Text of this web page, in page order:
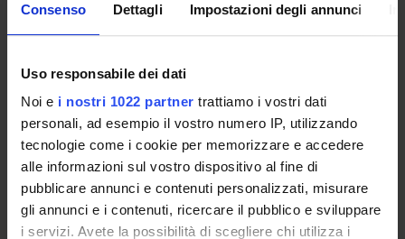
Consenso Dettagli Impostazioni degli annunci
Uso responsabile dei dati
Noi e i nostri 1022 partner trattiamo i vostri dati
personali, ad esempio il vostro numero IP, utilizzando
tecnologie come i cookie per memorizzare e accedere
alle informazioni sul vostro dispositivo al fine di
pubblicare annunci e contenuti personalizzati, misurare
gli annunci e i contenuti, ricercare il pubblico e sviluppare
i servizi. Avete la possibilità di scegliere chi utilizza i
Professore ordinario
SEZIONI
Anatomia Patologica